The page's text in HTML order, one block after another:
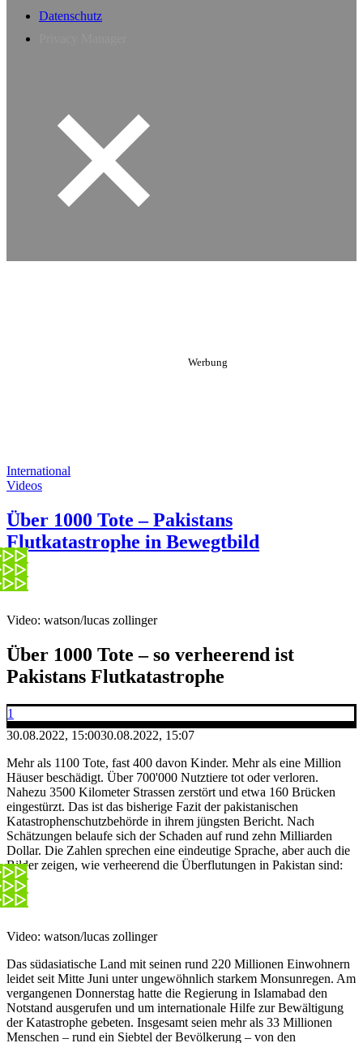
Datenschutz
International
Videos
Über 1000 Tote – Pakistans
Flutkatastrophe in Bewegtbild
Video: watson/lucas zollinger
Über 1000 Tote – so verheerend ist
Pakistans Flutkatastrophe
1
30.08.2022, 15:0030.08.2022, 15:07
Mehr als 1100 Tote, fast 400 davon Kinder. Mehr als eine Million
Häuser beschädigt. Über 700'000 Nutztiere tot oder verloren.
Nahezu 3500 Kilometer Strassen zerstört und etwa 160 Brücken
eingestürzt. Das ist das bisherige Fazit der pakistanischen
Katastrophenschutzbehörde in ihrem jüngsten Bericht. Nach
Schätzungen belaufe sich der Schaden auf rund zehn Milliarden
Dollar. Die Zahlen sprechen eine eindeutige Sprache, aber auch die
Bilder zeigen, wie verheerend die Überflutungen in Pakistan sind:
Video: watson/lucas zollinger
Das südasiatische Land mit seinen rund 220 Millionen Einwohnern
leidet seit Mitte Juni unter ungewöhnlich starkem Monsunregen. Am
vergangenen Donnerstag hatte die Regierung in Islamabad den
Notstand ausgerufen und um internationale Hilfe zur Bewältigung
der Katastrophe gebeten. Insgesamt seien mehr als 33 Millionen
Menschen – rund ein Siebtel der Bevölkerung – von den